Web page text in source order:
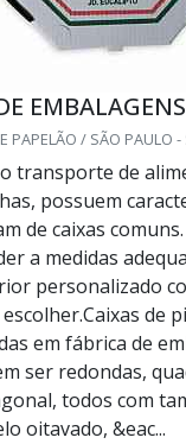
PAPELÃO / SÃO PAULO -
transporte de
possuem
de caixas
a medidas
personalizado
de
em fábrica de
ser redondas,
todos com
oitavado, &eac...